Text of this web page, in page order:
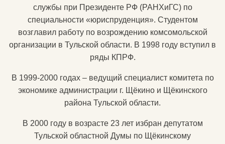
службы при Президенте РФ (РАНХиГС) по
специальности «юриспруденция». Студентом
возглавил работу по возрождению комсомольской
организации в Тульской области. В 1998 году вступил в
ряды КПРФ.
В 1999-2000 годах – ведущий специалист комитета по
экономике администрации г. Щёкино и Щёкинского
района Тульской области.
В 2000 году в возрасте 23 лет избран депутатом
Тульской областной Думы по Щёкинскому